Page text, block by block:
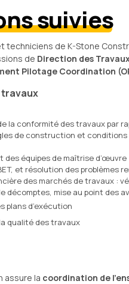
suivies
techniciens de K-Stone
de Direction des
Pilotage Coordination
la conformité des travaux par
de construction et conditions
des équipes de maîtrise d’œuvre
et résolution des problèmes
des marchés de travaux :
décomptes, mise au point des
plans d’exécution
qualité des travaux
assure la coordination de